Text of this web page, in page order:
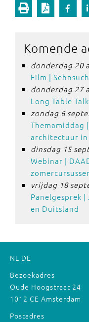
Komende
donderdag 20
Film |
donderdag 27
Long Table
zondag 6
Themamiddag
architectuur in
dinsdag 15
Webinar |
vrijdag 18
Panelgesprek
en Duitsland
NL DE
Bezoekadres
Oude Hoogstraat 24
1012 CE Amsterdam
Postadres